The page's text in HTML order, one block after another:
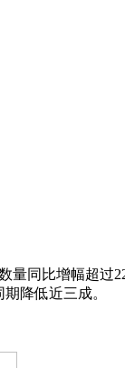
比增幅超过
降低近三成。